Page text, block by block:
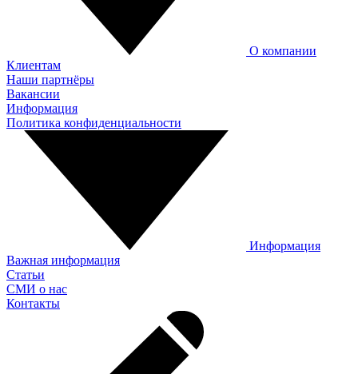
О компании
Клиентам
Наши партнёры
Вакансии
Информация
Политика конфиденциальности
Информация
Важная информация
Статьи
СМИ о нас
Контакты